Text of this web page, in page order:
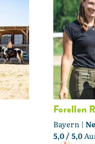
Forellen
Bayern |
5,0/ 5,0